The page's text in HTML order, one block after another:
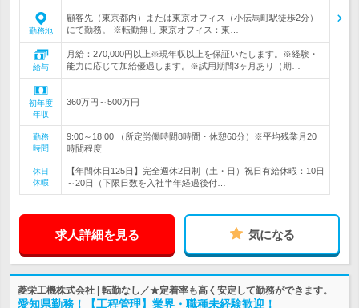
勤務地
顧客先（東京都内）または東京オフィス（小伝馬町駅徒歩2分）
にて勤務。 ※転勤無し 東京オフィス：東…
給与
月給：270,000円以上※現年収以上を保証いたします。※経験・
能力に応じて加給優遇します。※試用期間3ヶ月あり（期…
初年度
年収
360万円～500万円
勤務
時間
9:00～18:00 （所定労働時間8時間・休憩60分）※平均残業月20
時間程度
休日
休暇
【年間休日125日】完全週休2日制（土・日）祝日有給休暇：10日
～20日（下限日数を入社半年経過後付…
求人詳細を見る 気になる
菱栄工機株式会社 | 転勤なし／★定着率も高く安定して勤務ができます。
愛知県勤務！【工程管理】業界・職種未経験歓迎！